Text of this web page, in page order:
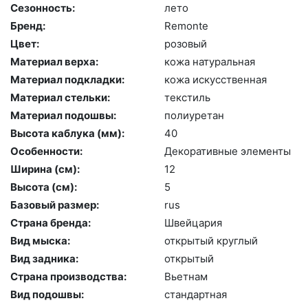
Сезонность:
ле­то
Бренд:
Re­mon­te
Цвет:
ро­зовый
Материал верха:
ко­жа на­тураль­ная
Материал подкладки:
ко­жа ис­кусс­твен­ная
Материал стельки:
текс­тиль
Материал подошвы:
по­ли­уре­тан
Высота каблука (мм):
40
Особенности:
Де­кора­тив­ные эле­мен­ты
Ширина (см):
12
Высота (cм):
5
Базовый размер:
rus
Страна бренда:
Швей­ца­рия
Вид мыска:
отк­ры­тый круг­лый
Вид задника:
отк­ры­тый
Страна производства:
Вь­ет­нам
Вид подошвы:
стан­дарт­ная